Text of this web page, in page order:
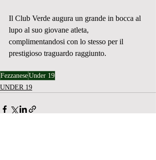
Il Club Verde augura un grande in bocca al
lupo al suo giovane atleta,
complimentandosi con lo stesso per il
prestigioso traguardo raggiunto.
FezzaneseUnder 19
UNDER 19